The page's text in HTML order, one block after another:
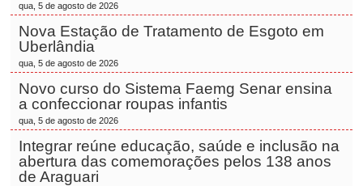
qua, 5 de agosto de 2026
Nova Estação de Tratamento de Esgoto em
Uberlândia
qua, 5 de agosto de 2026
Novo curso do Sistema Faemg Senar ensina
a confeccionar roupas infantis
qua, 5 de agosto de 2026
Integrar reúne educação, saúde e inclusão na
abertura das comemorações pelos 138 anos
de Araguari